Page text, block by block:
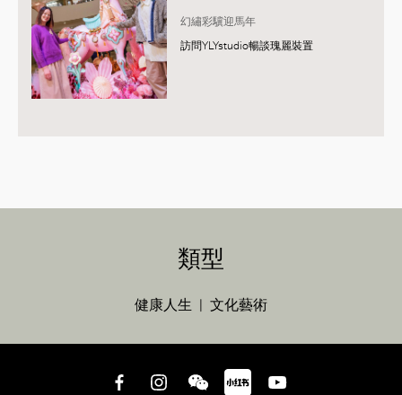
幻繡彩驥迎馬年
訪問YLYstudio暢談瑰麗裝置
類型
健康人生 文化藝術